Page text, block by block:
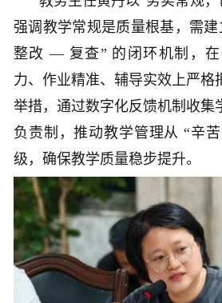
强调教学常规是质量根基，需
整改 — 复查” 的闭环机制，
力、作业精准、辅导实效上严格
举措，通过数字化反馈机制收集
负责制，推动教学管理从 “辛
级，确保教学质量稳步提升。